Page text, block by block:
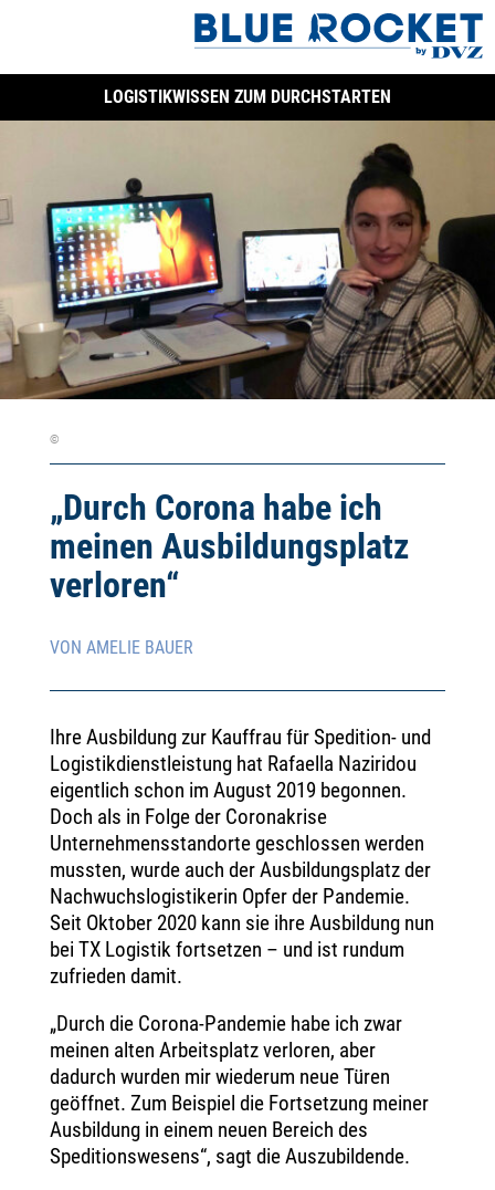
LOGISTIKWISSEN ZUM DURCHSTARTEN
©
„Durch Corona habe ich
meinen Ausbildungsplatz
verloren“
VON AMELIE BAUER
Ihre Ausbildung zur Kauffrau für Spedition- und
Logistikdienstleistung hat Rafaella Naziridou
eigentlich schon im August 2019 begonnen.
Doch als in Folge der Coronakrise
Unternehmensstandorte geschlossen werden
mussten, wurde auch der Ausbildungsplatz der
Nachwuchslogistikerin Opfer der Pandemie.
Seit Oktober 2020 kann sie ihre Ausbildung nun
bei TX Logistik fortsetzen – und ist rundum
zufrieden damit.
„Durch die Corona-Pandemie habe ich zwar
meinen alten Arbeitsplatz verloren, aber
dadurch wurden mir wiederum neue Türen
geöffnet. Zum Beispiel die Fortsetzung meiner
Ausbildung in einem neuen Bereich des
Speditionswesens“, sagt die Auszubildende.